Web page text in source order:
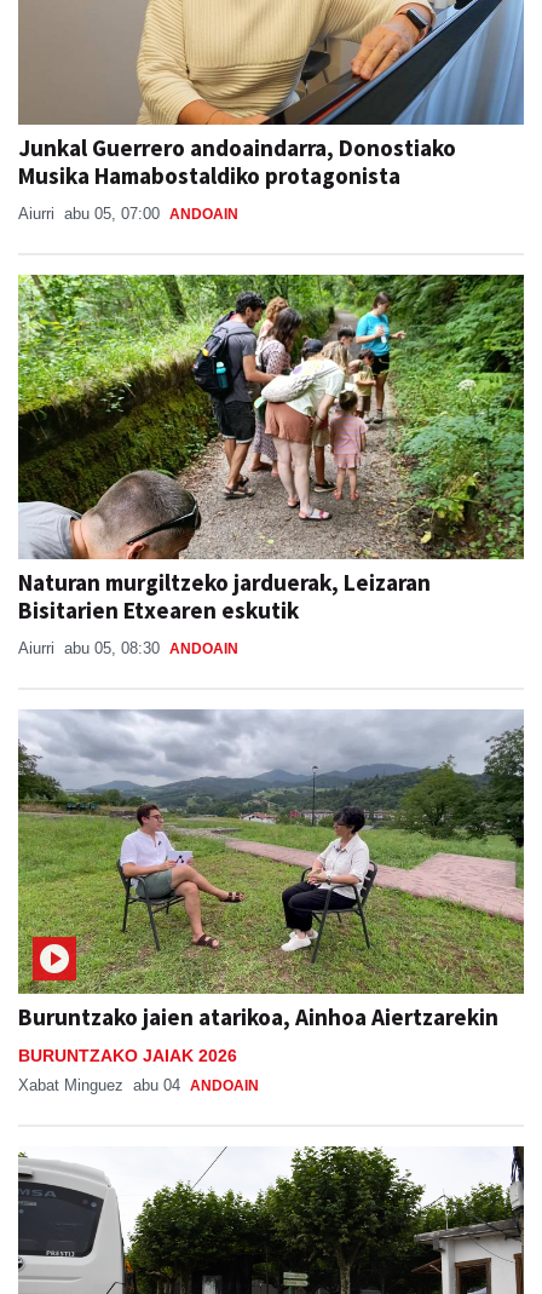
Junkal Guerrero andoaindarra, Donostiako
Musika Hamabostaldiko protagonista
Aiurri abu 05, 07:00 ANDOAIN
Naturan murgiltzeko jarduerak, Leizaran
Bisitarien Etxearen eskutik
Aiurri abu 05, 08:30 ANDOAIN
Buruntzako jaien atarikoa, Ainhoa Aiertzarekin
BURUNTZAKO JAIAK 2026
Xabat Minguez abu 04 ANDOAIN